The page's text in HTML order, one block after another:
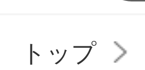
トップ